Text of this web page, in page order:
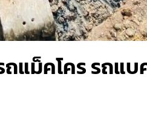
แม็คโคร รถแบ